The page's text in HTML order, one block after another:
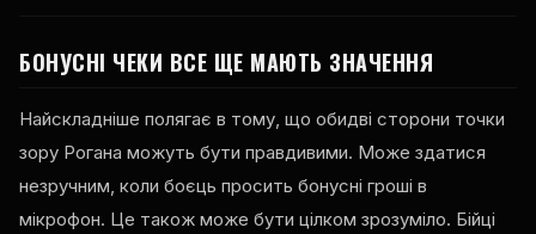
БОНУСНІ ЧЕКИ ВСЕ ЩЕ МАЮТЬ ЗНАЧЕННЯ
Найскладніше полягає в тому, що обидві сторони точки
зору Рогана можуть бути правдивими. Може здатися
незручним, коли боєць просить бонусні гроші в
мікрофон. Це також може бути цілком зрозуміло. Бійці